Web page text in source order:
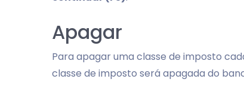
Apagar
Para apagar uma classe de imposto
classe de imposto será apagada do